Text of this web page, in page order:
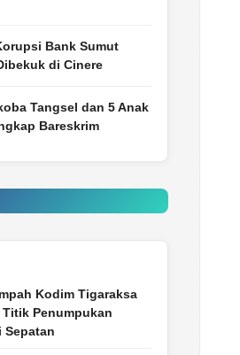
Bank Sumut
di Cinere
Tangsel dan 5 Anak
Bareskrim
Kodim Tigaraksa
Penumpukan
Sepatan